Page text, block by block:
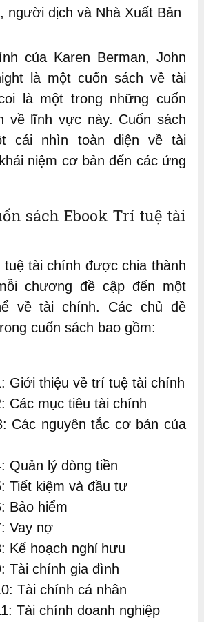
người dịch và Nhà Xuất Bản
của Karen Berman, John
là một cuốn sách về tài
là một trong những cuốn
về lĩnh vực này. Cuốn sách
cái nhìn toàn diện về tài
niệm cơ bản đến các ứng
sách Ebook Trí tuệ tài
tuệ tài chính được chia thành
chương đề cập đến một
về tài chính. Các chủ đề
cuốn sách bao gồm:
Giới thiệu về trí tuệ tài chính
Các mục tiêu tài chính
Các nguyên tắc cơ bản của
Quản lý dòng tiền
Tiết kiệm và đầu tư
Bảo hiểm
Vay nợ
Kế hoạch nghỉ hưu
Tài chính gia đình
Tài chính cá nhân
Tài chính doanh nghiệp